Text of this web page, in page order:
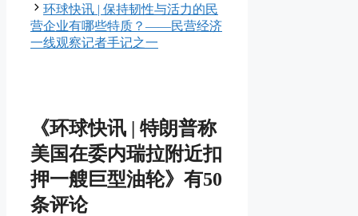
环球快讯 | 保持韧性与活力的民
营企业有哪些特质？——民营经济
一线观察记者手记之一
《环球快讯 | 特朗普称
美国在委内瑞拉附近扣
押一艘巨型油轮》有50
条评论